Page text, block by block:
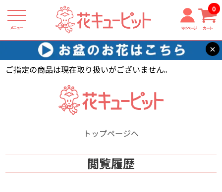
メニュー マイページ カート
0
×
花キューピット 【】
ご指定の商品は現在取り扱いがございません。
トップページへ
閲覧履歴